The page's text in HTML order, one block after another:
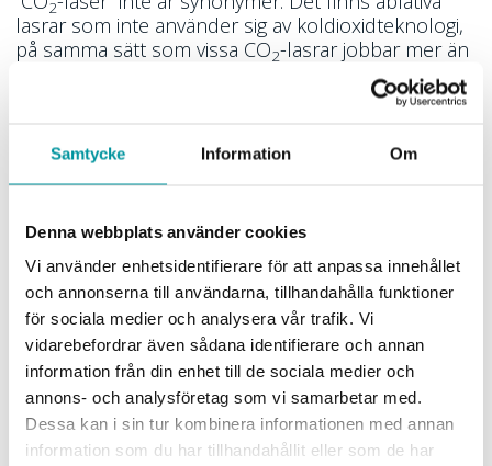
Samtycke Information Om
Denna webbplats använder cookies
Vi använder enhetsidentifierare för att anpassa innehållet
och annonserna till användarna, tillhandahålla funktioner
för sociala medier och analysera vår trafik. Vi
vidarebefordrar även sådana identifierare och annan
information från din enhet till de sociala medier och
annons- och analysföretag som vi samarbetar med.
Dessa kan i sin tur kombinera informationen med annan
information som du har tillhandahållit eller som de har
2
lasrar som inte använder sig av koldioxidteknologi,
på samma sätt som vissa CO2-lasrar jobbar mer än
DUOGlide– en prisvinnande CO2 -laser.
Marknadens bästa CO2-
maskinerna för
hudåtstramningsbehandling
I Synos sortiment har vi i skrivande stund två av